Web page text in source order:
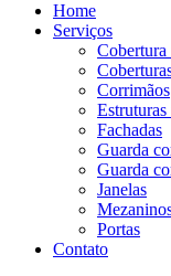
Home
Serviços
Cobertura
Corrimãos
Estruturas
Fachadas
Guarda
Guarda
Janelas
Portas
Contato